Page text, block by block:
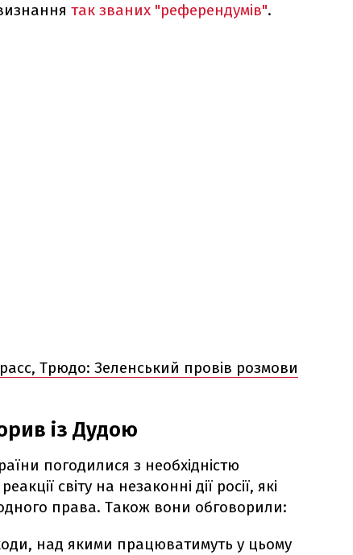
так званих "референдумів".
Трюдо: Зеленський провів розмови
із Дудою
погодилися з необхідністю
світу на незаконні дії росії, які
права. Також вони обговорили:
над якими працюватимуть у цьому